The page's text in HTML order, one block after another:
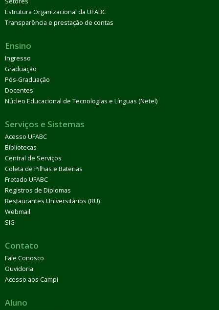
Estrutura Organizacional da UFABC
Transparência e prestação de contas
Ensino
Ingresso
Graduação
Pós-Graduação
Docentes
Núcleo Educacional de Tecnologias e Línguas (Netel)
Serviços e Sistemas
Acesso UFABC
Bibliotecas
Central de Serviços
Coleta de Pilhas e Baterias
Fretado UFABC
Registros de Diplomas
Restaurantes Universitários (RU)
Webmail
SIG
Contato
Fale Conosco
Ouvidoria
Acesso aos Campi
Aluno